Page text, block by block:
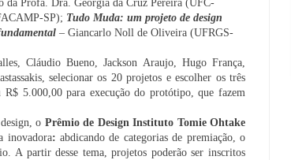
da Profa. Dra. Georgia da Cruz Pereira (UFC-
SP); Tudo Muda: um projeto de design
– Giancarlo Noll de Oliveira (UFRGS-
Cláudio Bueno, Jackson Araujo, Hugo França,
selecionar os 20 projetos e escolher os três
R$ 5.000,00 para execução do protótipo, que fazem
o Prêmio de Design Instituto Tomie Ohtake
inovadora: abdicando de categorias de premiação, o
A partir desse tema, projetos poderão ser inscritos